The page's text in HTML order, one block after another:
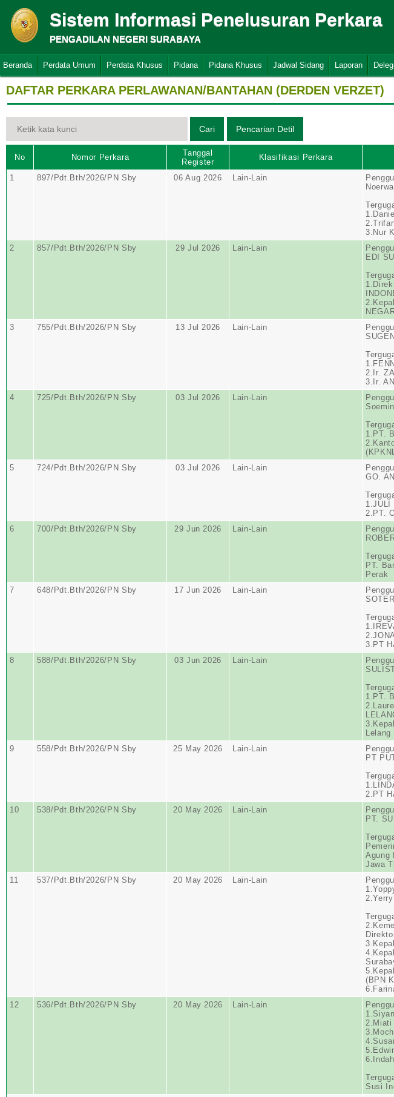
Sistem Informasi Penelusuran Perkara
PENGADILAN NEGERI SURABAYA
Beranda Perdata Umum Perdata Khusus Pidana Pidana Khusus Jadwal Sidang Laporan
DAFTAR PERKARA PERLAWANAN/BANTAHAN (DERDEN VERZET)
No Nomor Perkara
Tanggal
Register
Klasifikasi Perkara
1 897/Pdt.Bth/2026/PN Sby 06 Aug 2026 Lain-Lain
3.Nur
2 857/Pdt.Bth/2026/PN Sby 29 Jul 2026 Lain-Lain
EDI
3 755/Pdt.Bth/2026/PN Sby 13 Jul 2026 Lain-Lain
2.Ir.
3.Ir.
4 725/Pdt.Bth/2026/PN Sby 03 Jul 2026 Lain-Lain
1.PT.
5 724/Pdt.Bth/2026/PN Sby 03 Jul 2026 Lain-Lain
GO.
1.JULI
2.PT.
6 700/Pdt.Bth/2026/PN Sby 29 Jun 2026 Lain-Lain
PT.
Perak
7 648/Pdt.Bth/2026/PN Sby 17 Jun 2026 Lain-Lain
3.PT
8 588/Pdt.Bth/2026/PN Sby 03 Jun 2026 Lain-Lain
1.PT.
9 558/Pdt.Bth/2026/PN Sby 25 May 2026 Lain-Lain
PT
2.PT
10 538/Pdt.Bth/2026/PN Sby 20 May 2026 Lain-Lain
PT.
Agung
Jawa
11 537/Pdt.Bth/2026/PN Sby 20 May 2026 Lain-Lain
(BPN
12 536/Pdt.Bth/2026/PN Sby 20 May 2026 Lain-Lain
2.Miati
Susi